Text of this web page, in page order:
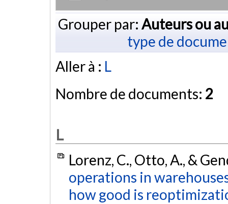
Grouper par: Auteurs ou
type de
Aller à : L
Nombre de documents: 2
L
Lorenz, C., Otto, A., &
operations in
how good is